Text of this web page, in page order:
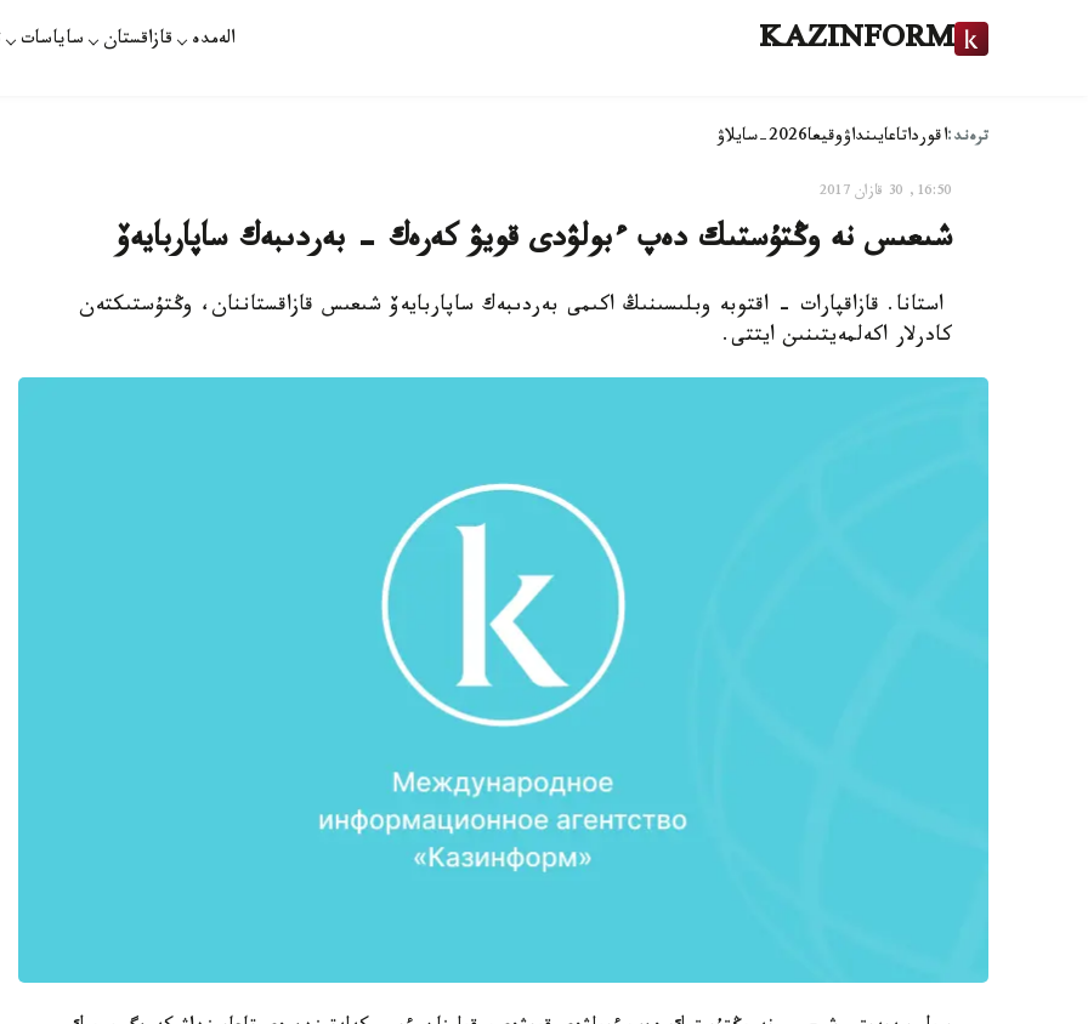
KAZINFORM الەمدە قازاقستان ساياسات
ترەند:اقورداتاعايىنداۋوقيعا2026-سايلاۋ
16:50, 30 قازان 2017
شىعىس نە وڭتۇستىك دەپ ءبولۋدى قويۋ كەرەك - بەردىبەك ساپاربايەۆ
استانا. قازاقپارات - اقتوبە وبلىسىنىڭ اكىمى بەردىبەك ساپاربايەۆ شىعىس قازاقستاننان، وڭتۇستىكتەن
كادرلار اكەلمەيتىنىن ايتتى.